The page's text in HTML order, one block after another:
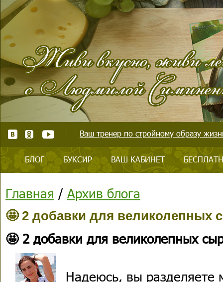
Ваш тренер по стройному образу
БЛОГ БУКСИР ВАШ КАБИНЕТ
Главная / Архив блога
🤩 2 добавки для великолепных
🤩 2 добавки для великолепных
Надеюсь, вы разделяете